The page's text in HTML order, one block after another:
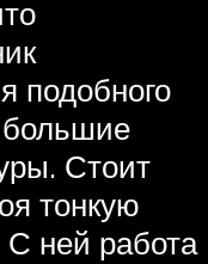
подобного
большие
Стоит
тонкую
С ней работа